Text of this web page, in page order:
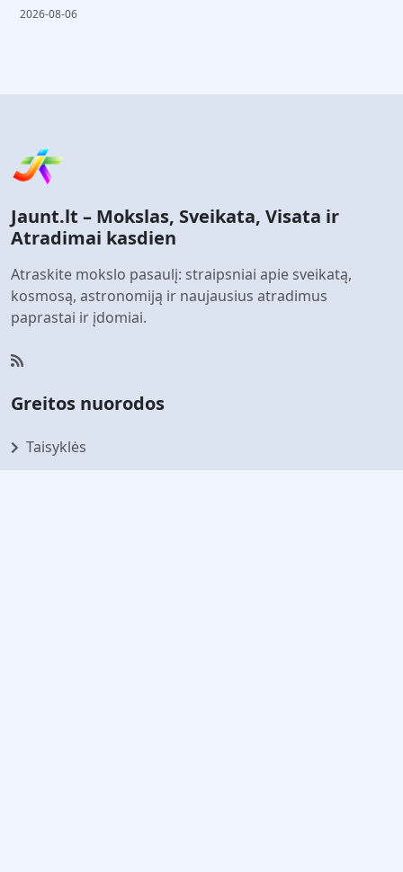
2026-08-06
Jaunt.lt – Mokslas, Sveikata, Visata ir
Atradimai kasdien
Atraskite mokslo pasaulį: straipsniai apie sveikatą,
kosmosą, astronomiją ir naujausius atradimus
paprastai ir įdomiai.
Greitos nuorodos
Taisyklės